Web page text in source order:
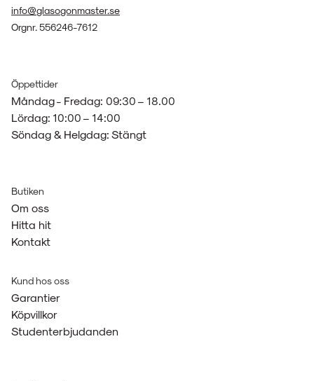
info@glasogonmaster.se
Orgnr. 556246-7612
Öppettider
Måndag - Fredag: 09:30 – 18.00
Lördag: 10:00 – 14:00
Söndag & Helgdag: Stängt
Butiken
Om oss
Hitta hit
Kontakt
Kund hos oss
Garantier
Köpvillkor
Studenterbjudanden